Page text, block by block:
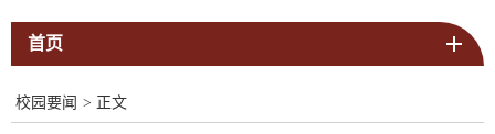
首页
校园要闻 > 正文